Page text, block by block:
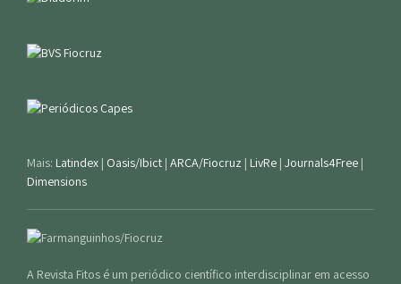
Mais: Latindex | Oasis/Ibict | ARCA/Fiocruz | LivRe | Journals4Free |
Dimensions
A Revista Fitos é um periódico científico interdisciplinar em acesso